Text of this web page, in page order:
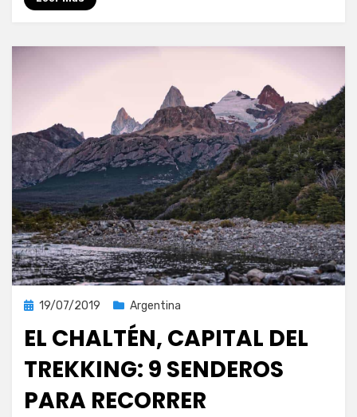
del
Publicada
19/07/2019 Argentina
EL CHALTÉN, CAPITAL DEL
TREKKING: 9 SENDEROS
PARA RECORRER